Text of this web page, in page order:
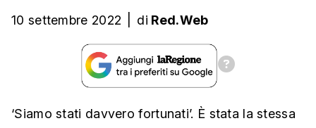
10 settembre 2022 di Red.Web
‘Siamo stati davvero fortunati’. È stata la stessa